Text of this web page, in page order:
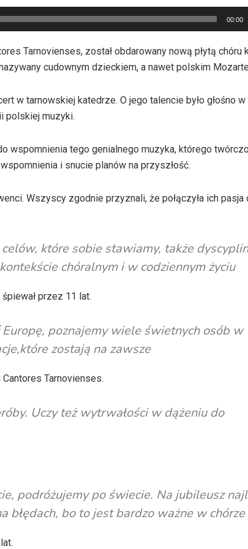
00:00
Tarnovienses, został obdarowany nową płytą chóru
cudownym dzieckiem, a nawet polskim
w tarnowskiej katedrze. O jego talencie było głośno w
polskiej muzyki.
wspomnienia tego genialnego muzyka, którego
i snucie planów na przyszłość.
Wszyscy zgodnie przyznali, że połączyła ich pasja
które sobie stawiamy, także
chóralnym i w codziennym życiu
przez 11 lat.
poznajemy wiele świetnych osób w
zostają na zawsze
Tarnovienses.
Uczy też wytrwałości w dążeniu do
podróżujemy po świecie. Na jubileusz
błędach, bo to jest bardzo ważne w chórze